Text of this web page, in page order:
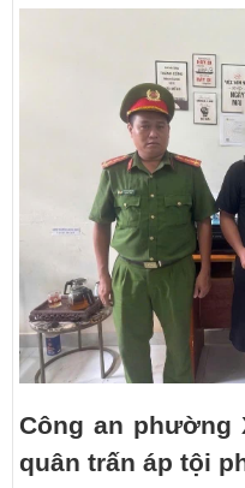
Công an phường
quân trấn áp tội